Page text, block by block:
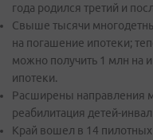
года родился третий и
Свыше тысячи
на погашение ипотеки;
можно получить 1 млн на
ипотеки.
Расширены направления
реабилитация детей-
Край вошел в 14